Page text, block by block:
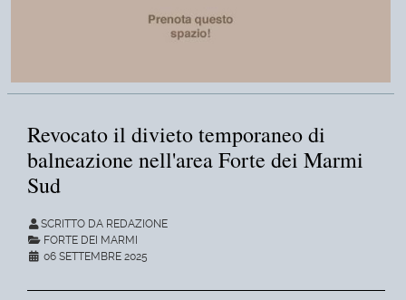
Revocato il divieto temporaneo di
balneazione nell'area Forte dei Marmi
Sud
SCRITTO DA REDAZIONE
FORTE DEI MARMI
06 SETTEMBRE 2025